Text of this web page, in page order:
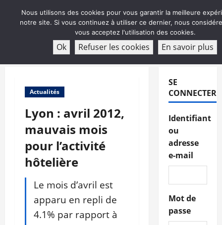
ABONNEMENT
Actualités
Lyon : avril 2012,
mauvais mois
pour l’activité
hôtelière
Le mois d’avril est
apparu en repli de
4.1% par rapport à
SE
CONNECTER
Identifiant
ou
adresse
e-mail
Mot de
passe
Nous utilisons des cookies pour vous garantir la meilleure
notre site. Si vous continuez à utiliser ce dernier, nous
vous acceptez l'utilisation des cookies.
Ok Refuser les cookies En savoir plus